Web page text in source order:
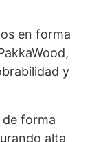
en forma
y
de forma
alta